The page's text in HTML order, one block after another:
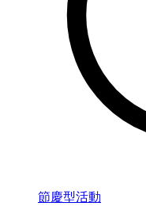
節慶型活動